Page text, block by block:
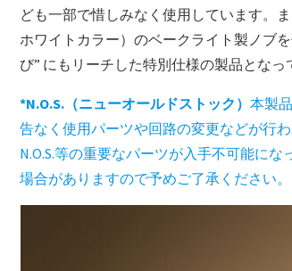
ども一部で惜しみなく使用しています。
ホワイトカラー）のベークライト製ノブ
び” にもリーチした特別仕様の製品となっ
*N.O.S.（ニューオールドストック） 本製
告なく使用パーツや回路の変更などが行
N.O.S.等の重要なパーツが入手不可能に
場合がありますので予めご了承ください。